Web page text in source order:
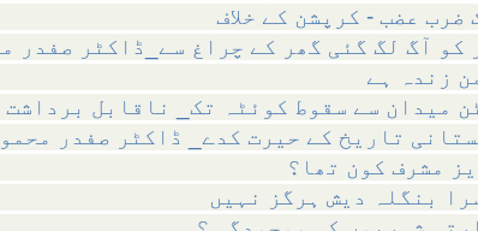
تاریخ کے حیرت کدے_ ڈاکٹر صفدر
مشرف کون تھا؟